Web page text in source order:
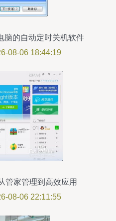
脑的自动定时关机软件
08-06 18:44:19
管家管理到高效应用
08-06 22:11:55